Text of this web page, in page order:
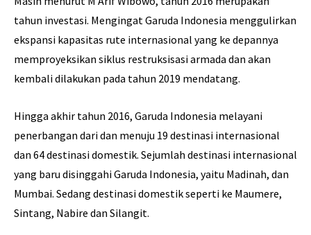
tahun investasi. Mengingat Garuda Indonesia menggulirkan
ekspansi kapasitas rute internasional yang ke depannya
memproyeksikan siklus restruksisasi armada dan akan
kembali dilakukan pada tahun 2019 mendatang.
Hingga akhir tahun 2016, Garuda Indonesia melayani
penerbangan dari dan menuju 19 destinasi internasional
dan 64 destinasi domestik. Sejumlah destinasi internasional
yang baru disinggahi Garuda Indonesia, yaitu Madinah, dan
Mumbai. Sedang destinasi domestik seperti ke Maumere,
Sintang, Nabire dan Silangit.